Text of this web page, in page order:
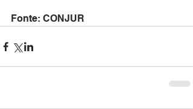
Fonte: CONJUR